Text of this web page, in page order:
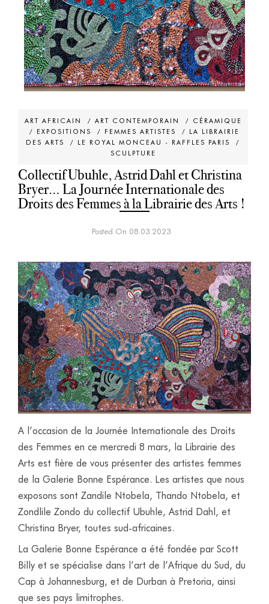
ART AFRICAIN / ART CONTEMPORAIN / CÉRAMIQUE
/ EXPOSITIONS / FEMMES ARTISTES / LA LIBRAIRIE
DES ARTS
/ LE ROYAL MONCEAU - RAFFLES PARIS
/
SCULPTURE
Collectif Ubuhle, Astrid Dahl et Christina
Bryer… La Journée Internationale des
Droits des Femmes à la Librairie des Arts !
Posted On 08.03.2023
A l’occasion de la Journée Internationale des Droits
des Femmes en ce mercredi 8 mars, la Librairie des
Arts est fière de vous présenter des artistes femmes
de la Galerie Bonne Espérance. Les artistes que nous
exposons sont Zandile Ntobela, Thando Ntobela, et
Zondlile Zondo du collectif Ubuhle, Astrid Dahl, et
Christina Bryer, toutes sud-africaines.
La Galerie Bonne Espérance a été fondée par Scott
Billy et se spécialise dans l’art de l’Afrique du Sud, du
Cap à Johannesburg, et de Durban à Pretoria, ainsi
que ses pays limitrophes.